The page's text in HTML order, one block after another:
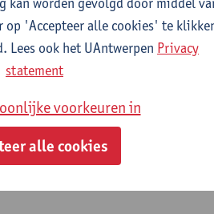
op 'Accepteer alle cookies' te
Lees ook het UAntwerpen Privacy
statement
voorkeuren in
alle cookies